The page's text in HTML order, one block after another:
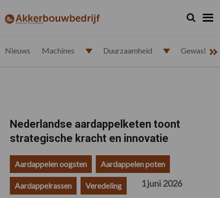
de
de
de
de
akkerbouwbedrijf.nl Zoeken...
Zoek
Nieuws Machines Duurzaamheid
Nederlandse aardappelketen toont
strategische kracht en innovatie
Aardappelen oogsten Aardappelen poten
Aardappelrassen Veredeling 1 juni 2026